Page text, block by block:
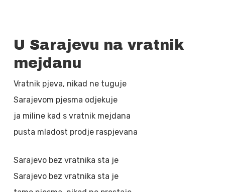
U Sarajevu na vratnik
mejdanu
Vratnik pjeva, nikad ne tuguje
Sarajevom pjesma odjekuje
ja miline kad s vratnik mejdana
pusta mladost prodje raspjevana
Sarajevo bez vratnika sta je
Sarajevo bez vratnika sta je